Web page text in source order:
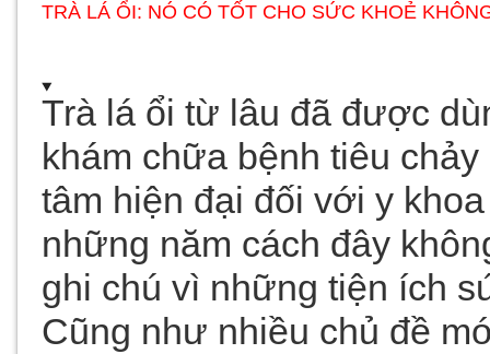
TRÀ LÁ ỔI: NÓ CÓ TỐT CHO SỨC KHOẺ
Trà lá ổi từ lâu đã được
khám chữa bệnh tiêu
tâm hiện đại đối với y
những năm cách đây
ghi chú vì những tiện ích
Cũng như nhiều chủ đề